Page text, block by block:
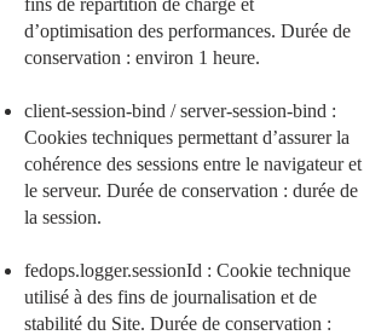
fins de répartition de charge et
d’optimisation des performances. Durée de
conservation : environ 1 heure.
client-session-bind / server-session-bind :
Cookies techniques permettant d’assurer la
cohérence des sessions entre le navigateur et
le serveur. Durée de conservation : durée de
la session.
fedops.logger.sessionId : Cookie technique
utilisé à des fins de journalisation et de
stabilité du Site. Durée de conservation :